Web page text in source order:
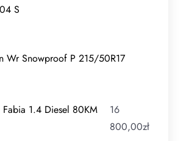
S
Wr Snowproof P 215/50R17
Fabia 1.4 Diesel 80KM
16
800,00zł